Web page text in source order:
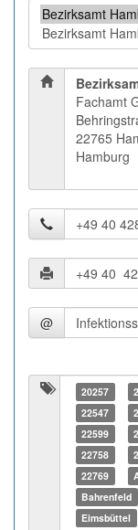
Fachamt
22765
Hamburg
@
20257
22547
22599
22758
22769
Bahrenfeld
Eimsbüttel